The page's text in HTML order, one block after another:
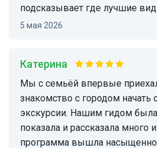
подсказывает где лучшие
5 мая 2026
Катерина
Мы с семьёй впервые приехали в Сочи. Решили
знакомство с городом начать
экскурсии. Нашим гидом
показала и рассказала много
программа вышла